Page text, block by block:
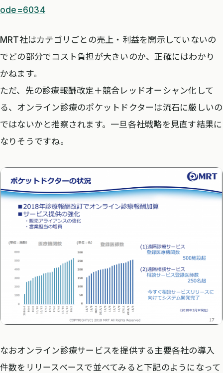
ode=6034
MRT社はカテゴリごとの売上・利益を開示していないの
でどの部分でコスト負担が大きいのか、正確にはわかり
かねます。
ただ、先の診療報酬改定＋競合レッドオーシャン化して
る、オンライン診療のポケットドクターは流石に厳しいの
ではないかと推察されます。一旦各社戦略を見直す結果に
なりそうですね。
なおオンライン診療サービスを提供する主要各社の導入
件数をリリースベースで並べてみると下記のようになって